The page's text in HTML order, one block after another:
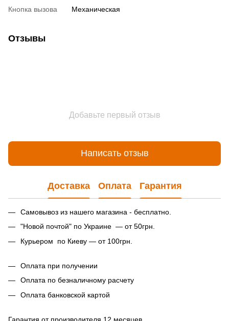
Кнопка вызова Механическая
Отзывы
Добавьте первый отзыв
Написать отзыв
Доставка Оплата Гарантия
Самовывоз из нашего магазина - бесплатно.
"Новой почтой" по Украине — от 50грн.
Курьером по Киеву — от 100грн.
Оплата при получении
Оплата по безналичному расчету
Оплата банковской картой